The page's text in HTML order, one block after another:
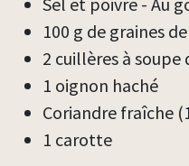
100 g de graines
2 cuillères à soupe
1 oignon haché
Coriandre fraîche
1 carotte